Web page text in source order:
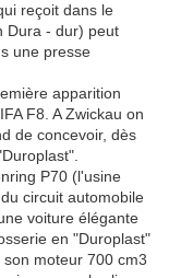
reçoit dans le
Dura - dur) peut
une presse
apparition
F8. A Zwickau on
de concevoir, dès
P70 (l'usine
circuit automobile
voiture élégante
en "Duroplast"
moteur 700 cm3